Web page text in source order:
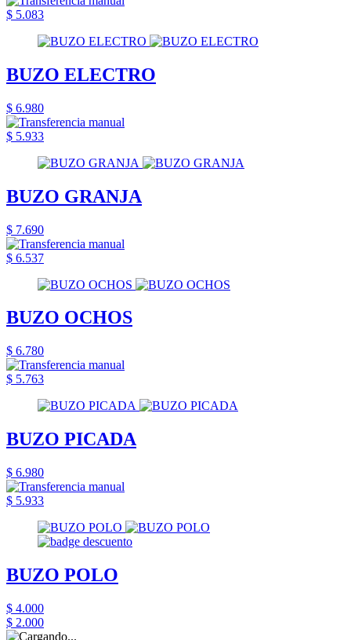
$ 5.083
BUZO ELECTRO
$ 6.980
$ 5.933
BUZO GRANJA
$ 7.690
$ 6.537
BUZO OCHOS
$ 6.780
$ 5.763
BUZO PICADA
$ 6.980
$ 5.933
BUZO POLO
$ 4.000
$ 2.000